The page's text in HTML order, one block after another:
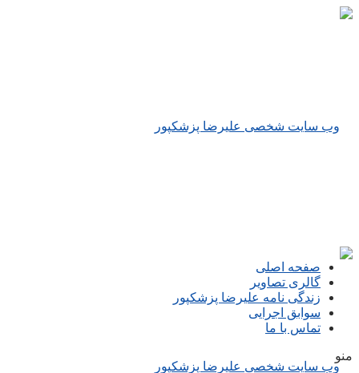
صفحه اصلی
گالری تصاویر
زندگی نامه علیرضا پزشکپور
سوابق اجرایی
تماس با ما
منو